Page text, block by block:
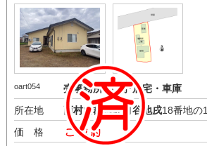
oart054
売事務所･工場･居宅・車庫
所在地
西村山郡河北町谷地戌18番地の1
価 格
-万円